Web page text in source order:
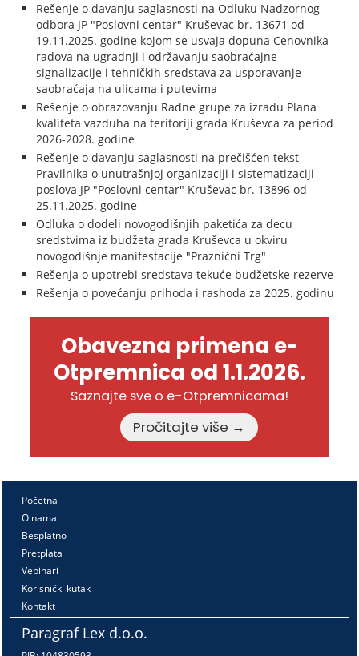
Rešenje o davanju saglasnosti na Odluku Nadzornog
odbora JP "Poslovni centar" Kruševac br. 13671 od
19.11.2025. godine kojom se usvaja dopuna Cenovnika
radova na ugradnji i održavanju saobraćajne
signalizacije i tehničkih sredstava za usporavanje
saobraćaja na ulicama i putevima
Rešenje o obrazovanju Radne grupe za izradu Plana
kvaliteta vazduha na teritoriji grada Kruševca za period
2026-2028. godine
Rešenje o davanju saglasnosti na prečišćen tekst
Pravilnika o unutrašnjoj organizaciji i sistematizaciji
poslova JP "Poslovni centar" Kruševac br. 13896 od
25.11.2025. godine
Odluka o dodeli novogodišnjih paketića za decu
sredstvima iz budžeta grada Kruševca u okviru
novogodišnje manifestacije "Praznični Trg"
Rešenja o upotrebi sredstava tekuće budžetske rezerve
Rešenja o povećanju prihoda i rashoda za 2025. godinu
Obavezna primena e-
Otpremnica od 1.1.2026.
Saznajte sve o e-Otpremnicama!
Pročitajte više →
Početna
O nama
Besplatno
Pretplata
Vebinari
Korisnički kutak
Kontakt
Paragraf Lex d.o.o.